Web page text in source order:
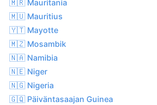
18.3°C
15.1°C
50%
15.1 kph
🇲🇷 Mauritania
🇲🇺 Mauritius
🇾🇹 Mayotte
🇲🇿 Mosambik
🇳🇦 Namibia
🇳🇪 Niger
🇳🇬 Nigeria
🇬🇶 Päiväntasaajan Guinea